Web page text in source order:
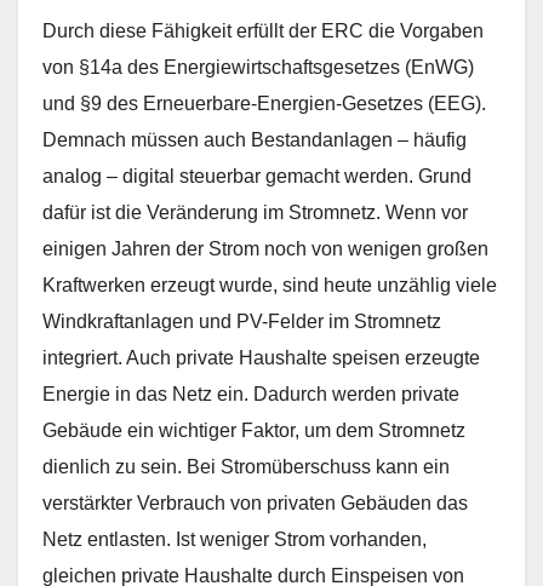
Durch diese Fähigkeit erfüllt der ERC die Vorgaben
von §14a des Energiewirtschaftsgesetzes (EnWG)
und §9 des Erneuerbare-Energien-Gesetzes (EEG).
Demnach müssen auch Bestandanlagen – häufig
analog – digital steuerbar gemacht werden. Grund
dafür ist die Veränderung im Stromnetz. Wenn vor
einigen Jahren der Strom noch von wenigen großen
Kraftwerken erzeugt wurde, sind heute unzählig viele
Windkraftanlagen und PV-Felder im Stromnetz
integriert. Auch private Haushalte speisen erzeugte
Energie in das Netz ein. Dadurch werden private
Gebäude ein wichtiger Faktor, um dem Stromnetz
dienlich zu sein. Bei Stromüberschuss kann ein
verstärkter Verbrauch von privaten Gebäuden das
Netz entlasten. Ist weniger Strom vorhanden,
gleichen private Haushalte durch Einspeisen von